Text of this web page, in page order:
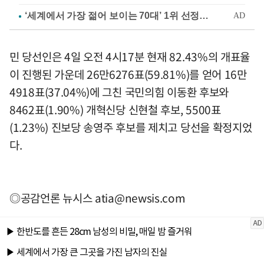
민 당선인은 4일 오전 4시17분 현재 82.43%의 개표율
이 진행된 가운데 26만6276표(59.81%)를 얻어 16만
4918표(37.04%)에 그친 국민의힘 이동환 후보와
8462표(1.90%) 개혁신당 신현철 후보, 5500표
(1.23%) 진보당 송영주 후보를 제치고 당선을 확정지었
다.
◎공감언론 뉴시스atia@newsis.com